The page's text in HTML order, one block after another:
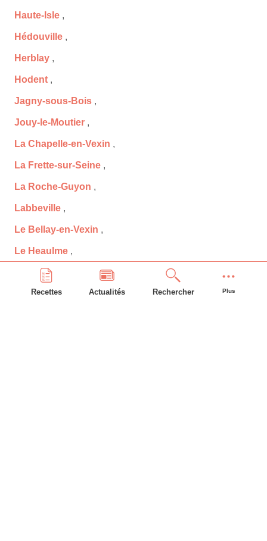
Recettes Actualités Rechercher Plus
Haute-Isle ,
Hédouville ,
Herblay ,
Hodent ,
Jagny-sous-Bois ,
Jouy-le-Moutier ,
La Chapelle-en-Vexin ,
La Frette-sur-Seine ,
La Roche-Guyon ,
Labbeville ,
Le Bellay-en-Vexin ,
Le Heaulme ,
Le Mesnil-Aubry
Le Perchay